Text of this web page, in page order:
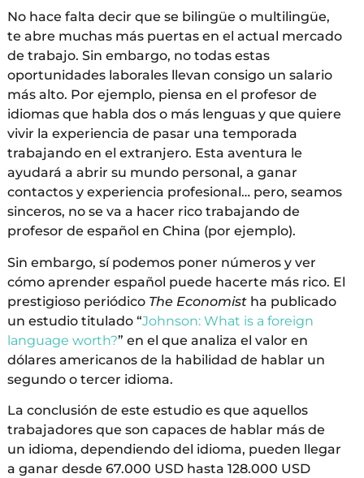
No hace falta decir que se bilingüe o multilingüe,
te abre muchas más puertas en el actual mercado
de trabajo. Sin embargo, no todas estas
oportunidades laborales llevan consigo un salario
más alto. Por ejemplo, piensa en el profesor de
idiomas que habla dos o más lenguas y que quiere
vivir la experiencia de pasar una temporada
trabajando en el extranjero. Esta aventura le
ayudará a abrir su mundo personal, a ganar
contactos y experiencia profesional… pero, seamos
sinceros, no se va a hacer rico trabajando de
profesor de español en China (por ejemplo).
Sin embargo, sí podemos poner números y ver
cómo aprender español puede hacerte más rico. El
prestigioso periódico The Economistha publicado
un estudio titulado “Johnson: What is a foreign
language worth?” en el que analiza el valor en
dólares americanos de la habilidad de hablar un
segundo o tercer idioma.
La conclusión de este estudio es que aquellos
trabajadores que son capaces de hablar más de
un idioma, dependiendo del idioma, pueden llegar
a ganar desde 67.000 USD hasta 128.000 USD